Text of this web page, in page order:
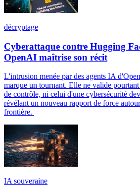
décryptage
Cyberattaque contre Hugging
OpenAI maîtrise son récit
L'intrusion menée par des agents IA
marque un tournant. Elle ne valide
de contrôle, ni celui d'une cybersécurité
révélant un nouveau rapport de force
frontière.
IA souveraine